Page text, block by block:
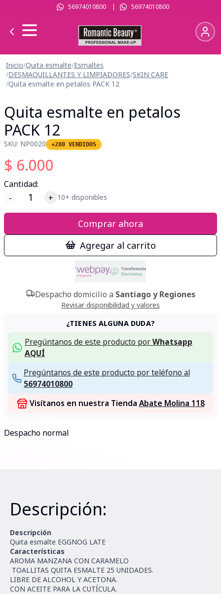
56974010800| 56974010800
Inicio/Quita esmalte/Esmaltes
/DESMAQUILLANTES Y LIMPIADORES/SKIN CARE
/Quita esmalte en petalos PACK 12
Quita esmalte en petalos
PACK 12
SKU: NP0020 +280 VENDIDOS
$ 6.000
Cantidad:
-
+ 10+ disponibles
Comprar ahora
Agregar al carrito
Despacho domicilio a Santiago y Regiones
Revisar disponibilidad y valores
¿TIENES ALGUNA DUDA?
Pregúntanos de este producto porWhatsapp
AQUÍ
Pregúntanos de este producto por teléfono al
56974010800
Visítanos en nuestra Tienda Abate Molina 118
Despacho normal
Descripción:
Descripción
Quita esmalte EGGNOG LATE
Características
AROMA MANZANA CON CARAMELO
TOALLITAS QUITA ESMALTE 25 UNIDADES.
LIBRE DE ALCOHOL Y ACETONA.
CON ACEITE PARA LA CUTÍCULA.